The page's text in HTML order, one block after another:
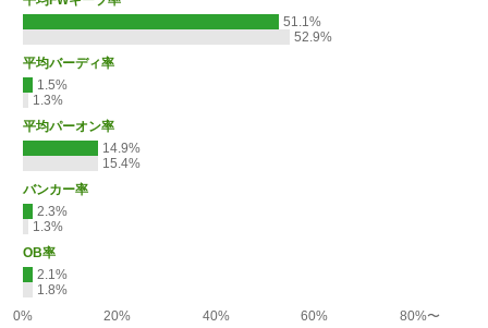
51.1%
52.9%
平均バーディ率
1.5%
1.3%
平均パーオン率
14.9%
15.4%
バンカー率
2.3%
1.3%
OB率
2.1%
1.8%
0%
20% 40% 60%
80%〜